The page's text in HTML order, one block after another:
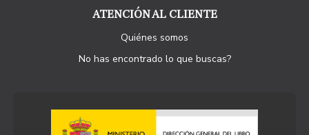
ATENCIÓN AL CLIENTE
Quiénes somos
No has encontrado lo que buscas?